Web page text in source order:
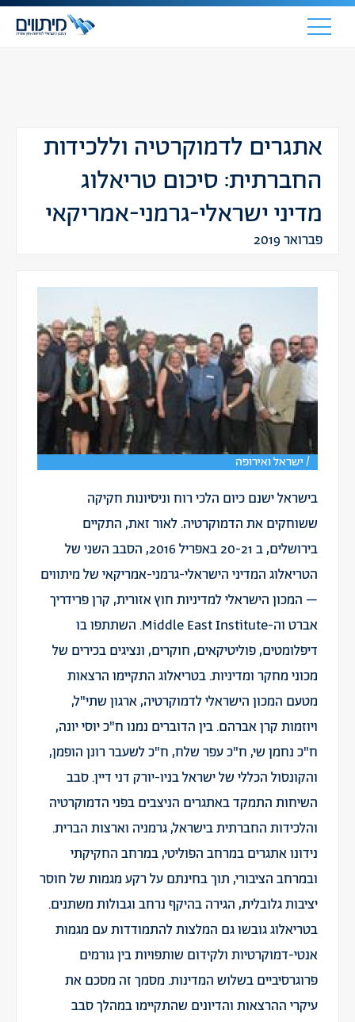
אתגרים לדמוקרטיה וללכידות
החברתית: סיכום טריאלוג
מדיני ישראלי-גרמני-אמריקאי
פברואר 2019
/ ישראל ואירופה
בישראל ישנם כיום הלכי רוח וניסיונות חקיקה
ששוחקים את הדמוקרטיה. לאור זאת, התקיים
בירושלים, ב 20-21 באפריל 2016, הסבב השני של
הטריאלוג המדיני הישראלי-גרמני-אמריקאי של מיתווים
– המכון הישראלי למדיניות חוץ אזורית, קרן פרידריך
אברט וה-Middle East Institute. השתתפו בו
דיפלומטים, פוליטיקאים, חוקרים, ונציגים בכירים של
מכוני מחקר ומדיניות. בטריאלוג התקיימו הרצאות
מטעם המכון הישראלי לדמוקרטיה, ארגון שתי"ל,
ויוזמות קרן אברהם. בין הדוברים נמנו ח"כ יוסי יונה,
ח"כ נחמן שי, ח"כ עפר שלח, ח"כ לשעבר רונן הופמן,
והקונסול הכללי של ישראל בניו-יורק דני דיין. סבב
השיחות התמקד באתגרים הניצבים בפני הדמוקרטיה
והלכידות החברתית בישראל, גרמניה וארצות הברית.
נידונו אתגרים במרחב הפוליטי, במרחב החקיקתי
ובמרחב הציבורי, תוך בחינתם על רקע מגמות של חוסר
יציבות גלובלית, הגירה בהיקף נרחב וגבולות משתנים.
בטריאלוג גובשו גם המלצות להתמודדות עם מגמות
אנטי-דמוקרטיות ולקידום שותפויות בין גורמים
פרוגרסיביים בשלוש המדינות. מסמך זה מסכם את
עיקרי ההרצאות והדיונים שהתקיימו במהלך סבב